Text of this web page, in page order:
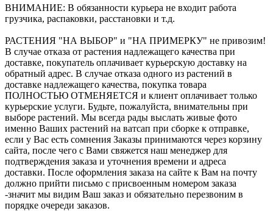
ВНИМАНИЕ: В обязанности курьера не входит работа
грузчика, распаковки, расстановки и т.д.
РАСТЕНИЯ "НА ВЫБОР" и "НА ПРИМЕРКУ" не привозим!
В случае отказа от растения надлежащего качества при
доставке, покупатель оплачивает курьерскую доставку на
обратный адрес. В случае отказа одного из растений в
доставке надлежащего качества, покупка товара
ПОЛНОСТЬЮ ОТМЕНЯЕТСЯ и клиент оплачивает только
курьерские услуги. Будьте, пожалуйста, внимательны при
выборе растений. Мы всегда рады выслать живые фото
именно Ваших растений на ватсап при сборке к отправке,
если у Вас есть сомнения Заказы принимаются через корзину
сайта, после чего с Вами свяжется наш менеджер для
подтверждения заказа и уточнения времени и адреса
доставки. После оформления заказа на сайте к Вам на почту
должно прийти письмо с присвоенным номером заказа
-значит мы видим Ваш заказ и обязательно перезвоним в
порядке очереди заказов.